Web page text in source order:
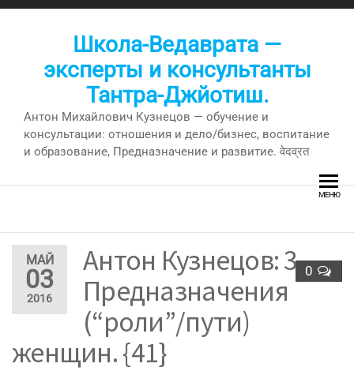
Перейти
Школа-Ведаврата —
эксперты и консультанты
Тантра-Джйотиш.
Антон Михайлович Кузнецов — обучение и
консультации: отношения и дело/бизнес, воспитание
и образование, Предназначение и развитие. वेदव्रत
МЕНЮ
МАЙ
03
2016
0
Антон Кузнецов: 3
Предназначения
(“роли”/пути)
женщин. {41}